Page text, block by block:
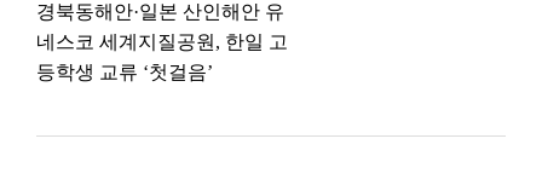
경북동해안·일본 산인해안 유
네스코 세계지질공원, 한일 고
등학생 교류 ‘첫걸음’